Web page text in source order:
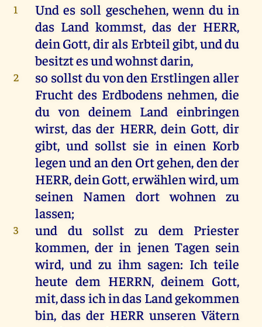
1 Und es soll geschehen,wenn du in
das Land kommst,das der HERR,
deinGott,dirals Erbteilgibt,unddu
besitztesundwohnstdarin,
2 so sollstduvonden Erstlingenaller
Frucht des Erdbodens nehmen,die
du von deinem Land einbringen
wirst,das der HERR, dein Gott,dir
gibt, und sollst sie in einen Korb
legenundanden Ortgehen,dender
HERR,deinGott,erwählenwird,um
seinen
Namen dort wohnen zu
lassen;
3 und du sollst zu dem
Priester
kommen,der in jenen Tagen sein
wird,und zu ihm sagen: Ich teile
heute dem HERRN,deinem Gott,
mit, dassichindas Landgekommen
bin, das der HERR unserenVätern